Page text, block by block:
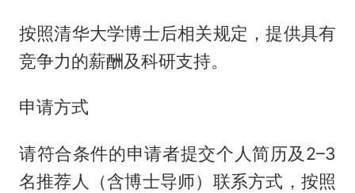
按照清华大学博士后相关规定，提供具有
竞争力的薪酬及科研支持。
申请方式
请符合条件的申请者提交个人简历及2–3
名推荐人（含博士导师）联系方式，按照